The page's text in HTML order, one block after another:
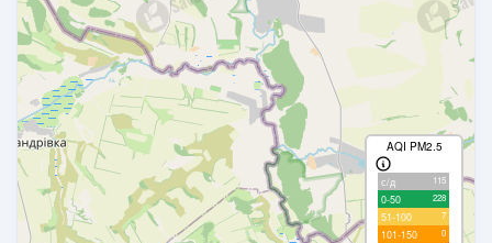
AQI PM2.5
с/д 115
0-50 228
51-100 7
101-150 0